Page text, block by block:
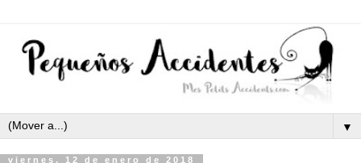
▼
viernes, 12 de enero de 2018